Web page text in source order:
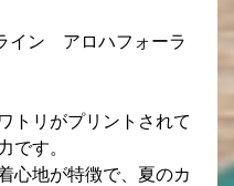
イン アロハフォーラ
トリがプリントされて
です。
心地が特徴で、夏のカ